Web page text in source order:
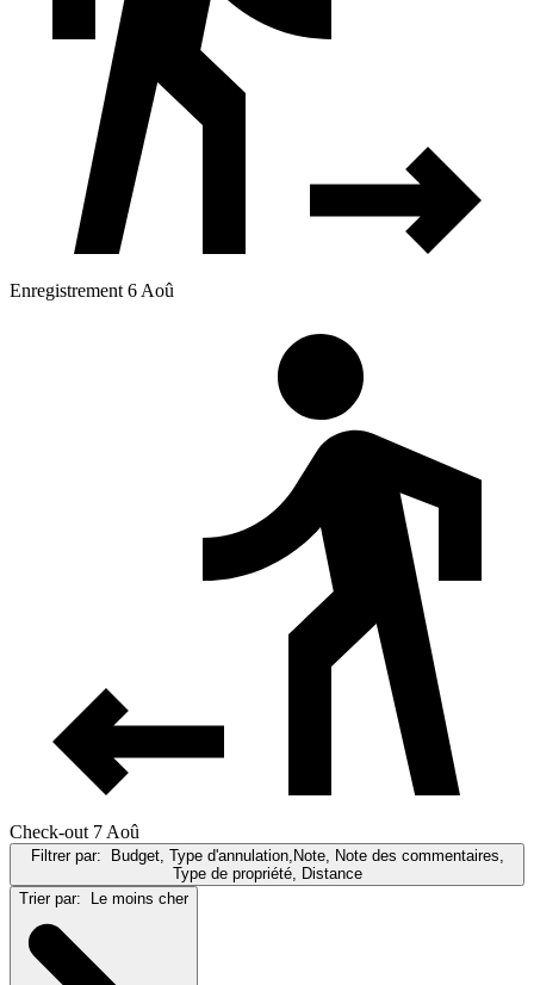
Enregistrement 6 Aoû
Check-out 7 Aoû
Filtrer par:
Budget, Type d'annulation,Note, Note des commentaires,
Type de propriété, Distance
Trier par:
Le moins cher